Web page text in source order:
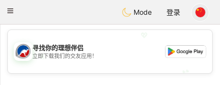
AustraliaChat
Toggle
Mode 登录
💖
💕
寻找你的理想伴侣
立即下载我们的交友应用！